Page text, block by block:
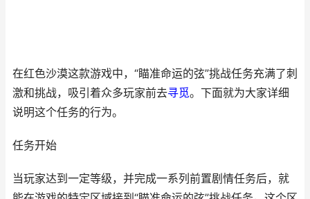
在红色沙漠这款游戏中，“瞄准命运的弦”挑战任务充满了刺
激和挑战，吸引着众多玩家前去寻觅。下面就为大家详细
说明这个任务的行为。
任务开始
当玩家达到一定等级，并完成一系列前置剧情任务后，就